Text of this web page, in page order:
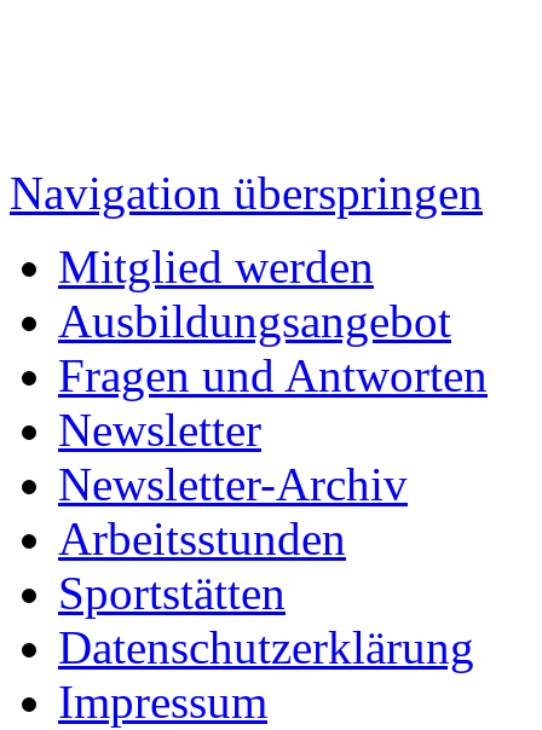
Navigation überspringen
Mitglied werden
Ausbildungsangebot
Fragen und Antworten
Newsletter
Newsletter-Archiv
Arbeitsstunden
Sportstätten
Datenschutzerklärung
Impressum